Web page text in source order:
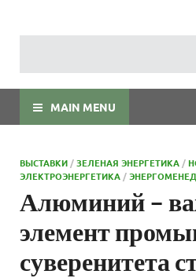
MAIN MENU
ВЫСТАВКИ /ЗЕЛЕНАЯ ЭНЕРГЕТИКА /
ЭЛЕКТРОЭНЕРГЕТИКА /
Алюминий –
элемент
суверенитета